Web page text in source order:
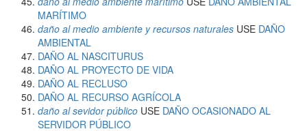
MARÍTIMO
daño al medio ambiente y recursos naturales USE DAÑO
AMBIENTAL
DAÑO AL NASCITURUS
DAÑO AL PROYECTO DE VIDA
DAÑO AL RECLUSO
DAÑO AL RECURSO AGRÍCOLA
daño al sevidor público USE DAÑO OCASIONADO AL
SERVIDOR PÚBLICO